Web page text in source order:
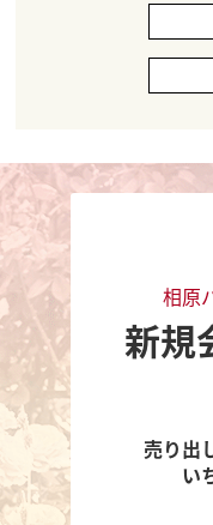
相原
新規
売り出
い